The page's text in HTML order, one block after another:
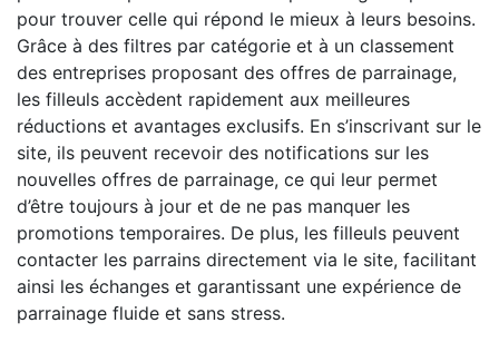
pour trouver celle qui répond le mieux à leurs besoins.
Grâce à des filtres par catégorie et à un classement
des entreprises proposant des offres de parrainage,
les filleuls accèdent rapidement aux meilleures
réductions et avantages exclusifs. En s’inscrivant sur le
site, ils peuvent recevoir des notifications sur les
nouvelles offres de parrainage, ce qui leur permet
d’être toujours à jour et de ne pas manquer les
promotions temporaires. De plus, les filleuls peuvent
contacter les parrains directement via le site, facilitant
ainsi les échanges et garantissant une expérience de
parrainage fluide et sans stress.